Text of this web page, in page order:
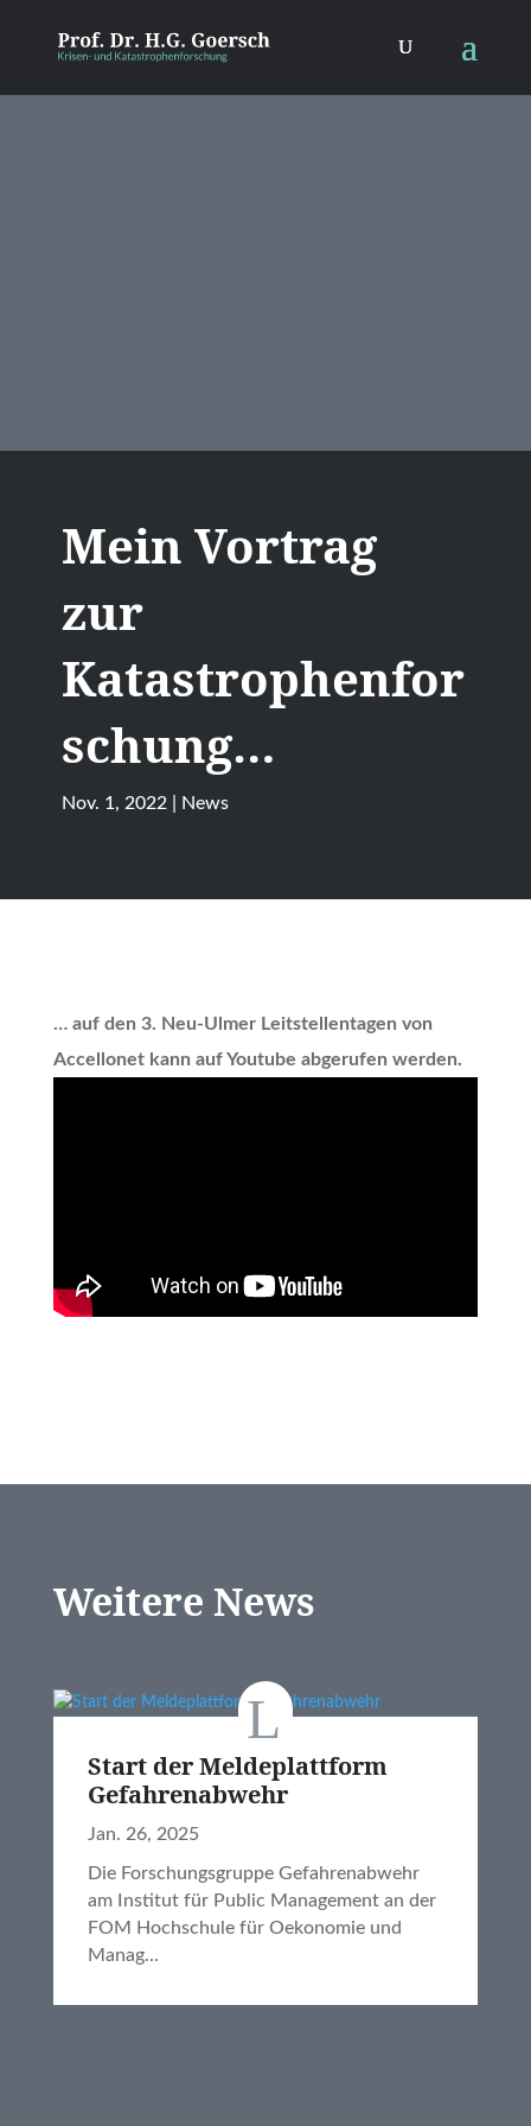
Mein Vortrag
zur
Katastrophenfor
schung…
Nov. 1, 2022 News
… auf den 3. Neu-Ulmer Leitstellentagen von
Accellonet kann auf Youtube abgerufen werden.
Weitere News
Start der Meldeplattform
Gefahrenabwehr
Jan. 26, 2025
Die Forschungsgruppe Gefahrenabwehr
am Institut für Public Management an der
FOM Hochschule für Oekonomie und
Manag...